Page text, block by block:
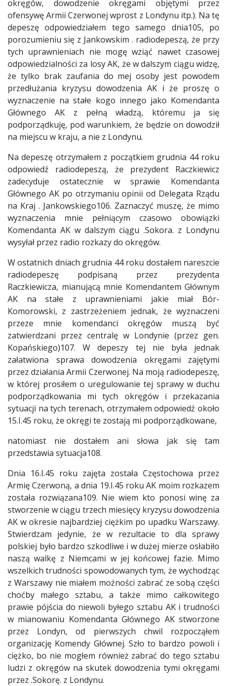
okręgów, dowodzenie okręgami objętymi przez
ofensywę Armii Czerwonej wprost z Londynu itp.). Na tę
depeszę odpowiedziałem tego samego dnia105, po
porozumieniu się z Jankowskim . radiodepeszą, że przy
tych uprawnieniach nie mogę wziąć nawet czasowej
odpowiedzialności za losy AK, że w dalszym ciągu widzę,
że tylko brak zaufania do mej osoby jest powodem
przedłużania kryzysu dowodzenia AK i że proszę o
wyznaczenie na stałe kogo innego jako Komendanta
Głównego AK z pełną władzą, któremu ja się
podporządkuję, pod warunkiem, że będzie on dowodził
na miejscu w kraju, a nie z Londynu.
Na depeszę otrzymałem z początkiem grudnia 44 roku
odpowiedź radiodepeszą, że prezydent Raczkiewicz
zadecyduje ostatecznie w sprawie Komendanta
Głównego AK po otrzymaniu opinii od Delegata Rządu
na Kraj . Jankowskiego106. Zaznaczyć muszę, że mimo
wyznaczenia mnie pełniącym czasowo obowiązki
Komendanta AK w dalszym ciągu .Sokora. z Londynu
wysyłał przez radio rozkazy do okręgów.
W ostatnich dniach grudnia 44 roku dostałem nareszcie
radiodepeszę podpisaną przez prezydenta
Raczkiewicza, mianującą mnie Komendantem Głównym
AK na stałe z uprawnieniami jakie miał Bór-
Komorowski, z zastrzeżeniem jednak, że wyznaczeni
przeze mnie komendanci okręgów muszą być
zatwierdzani przez centralę w Londynie (przez gen.
Kopańskiego)107. W depeszy tej nie była jednak
załatwiona sprawa dowodzenia okręgami zajętymi
przez działania Armii Czerwonej. Na moją radiodepeszę,
w której prosiłem o uregulowanie tej sprawy w duchu
podporządkowania mi tych okręgów i przekazania
sytuacji na tych terenach, otrzymałem odpowiedź około
15.I.45 roku, że okręgi te zostają mi podporządkowane,
natomiast nie dostałem ani słowa jak się tam
przedstawia sytuacja108.
Dnia 16.I.45 roku zajęta została Częstochowa przez
Armię Czerwoną, a dnia 19.I.45 roku AK moim rozkazem
została rozwiązana109. Nie wiem kto ponosi winę za
stworzenie w ciągu trzech miesięcy kryzysu dowodzenia
AK w okresie najbardziej ciężkim po upadku Warszawy.
Stwierdzam jedynie, że w rezultacie to dla sprawy
polskiej było bardzo szkodliwe i w dużej mierze osłabiło
naszą walkę z Niemcami w jej końcowej fazie. Mimo
wszelkich trudności spowodowanych tym, że wychodząc
z Warszawy nie miałem możności zabrać ze sobą części
choćby małego sztabu, a także mimo całkowitego
prawie pójścia do niewoli byłego sztabu AK i trudności
w mianowaniu Komendanta Głównego AK stworzone
przez Londyn, od pierwszych chwil rozpocząłem
organizację Komendy Głównej. Szło to bardzo powoli i
ciężko, bo nie mogłem również zabrać do tego sztabu
ludzi z okręgów na skutek dowodzenia tymi okręgami
przez .Sokorę. z Londynu.